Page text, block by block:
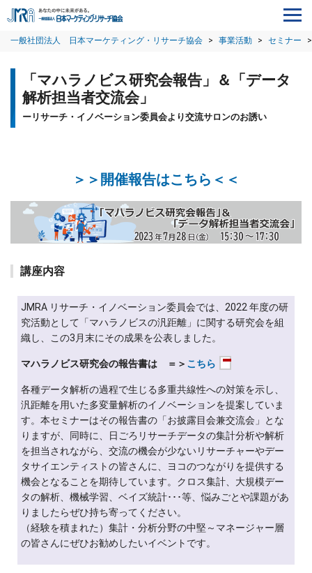
一般社団法人 日本マーケティング・リサーチ協会 > 事業活動 > セミナー >
「マハラノビス研究会報告」＆「データ
解析担当者交流会」
ーリサーチ・イノベーション委員会より交流サロンのお誘い
＞＞開催報告はこちら＜＜
講座内容
JMRA リサーチ・イノベーション委員会では、2022 年度の研
究活動として「マハラノビスの汎距離」に関する研究会を組
織し、この3月末にその成果を公表しました。
マハラノビス研究会の報告書は ＝＞ こちら
各種データ解析の過程で生じる多重共線性への対策を示し、
汎距離を用いた多変量解析のイノベーションを提案していま
す。本セミナーはその報告書の「お披露目会兼交流会」とな
りますが、同時に、日ごろリサーチデータの集計分析や解析
を担当されながら、交流の機会が少ないリサーチャーやデー
タサイエンティストの皆さんに、ヨコのつながりを提供する
機会となることを期待しています。クロス集計、大規模デー
タの解析、機械学習、ベイズ統計･･･等、悩みごとや課題があ
りましたらぜひ持ち寄ってください。
（経験を積まれた）集計・分析分野の中堅～マネージャー層
の皆さんにぜひお勧めしたいイベントです。